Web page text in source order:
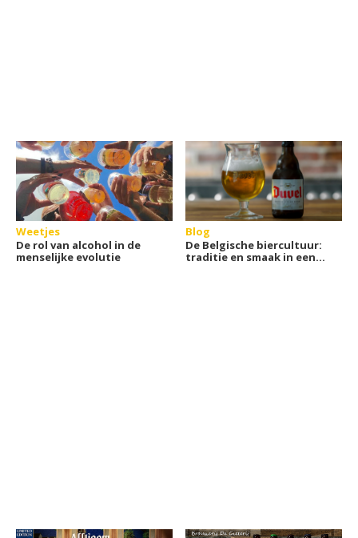
Weetjes
De rol van alcohol in de
menselijke evolutie
Blog
De Belgische biercultuur:
traditie en smaak in een